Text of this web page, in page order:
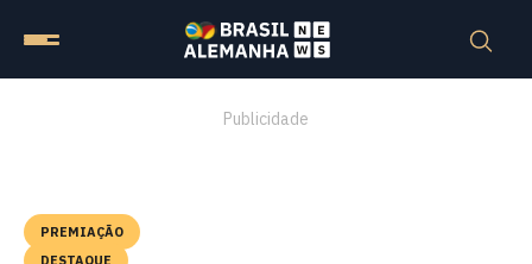
Publicidade
PREMIAÇÃO
DESTAQUE